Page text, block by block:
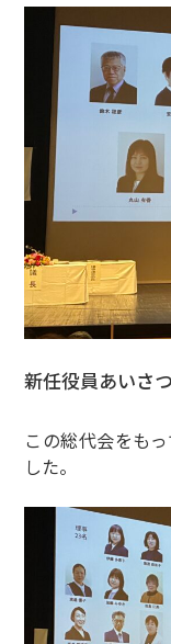
新任役員あいさつ
この総代会をも
した。